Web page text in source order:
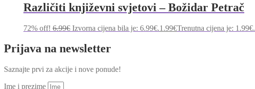
Različiti književni svjetovi – Božidar Petrač
72% off! 6.99€ Izvorna cijena bila je: 6.99€.1.99€Trenutna cijena je: 1.99€.
Prijava na newsletter
Saznajte prvi za akcije i nove ponude!
Ime i prezime